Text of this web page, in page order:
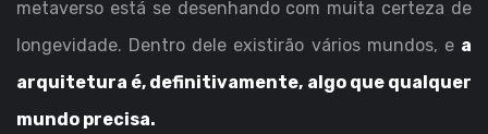
metaverso está se desenhando com muita certeza de
longevidade. Dentro dele existirão vários mundos, e a
arquitetura é, definitivamente, algo que qualquer
mundo precisa.